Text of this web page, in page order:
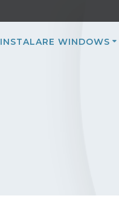
INSTALARE WINDOWS